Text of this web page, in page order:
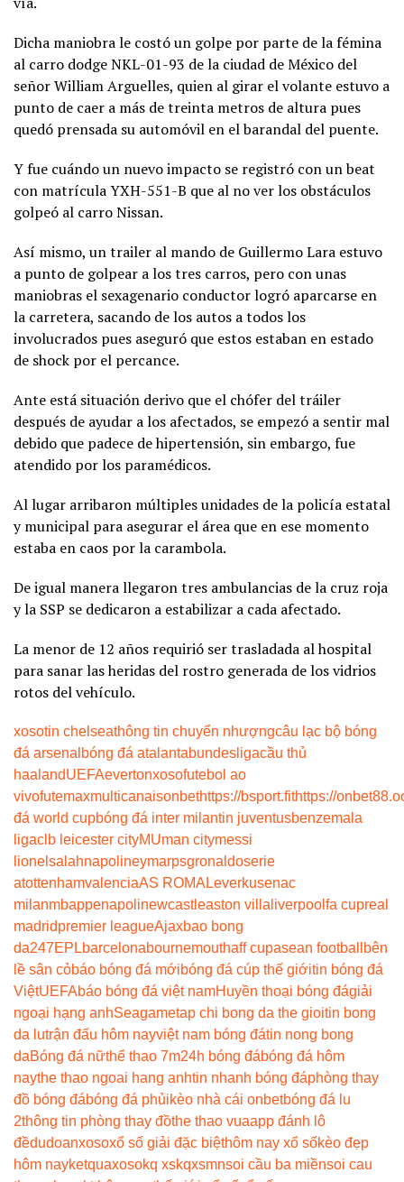
Dicha maniobra le costó un golpe por parte de la fémina
al carro dodge NKL-01-93 de la ciudad de México del
señor William Arguelles, quien al girar el volante estuvo a
punto de caer a más de treinta metros de altura pues
quedó prensada su automóvil en el barandal del puente.
Y fue cuándo un nuevo impacto se registró con un beat
con matrícula YXH-551-B que al no ver los obstáculos
golpeó al carro Nissan.
Así mismo, un trailer al mando de Guillermo Lara estuvo
a punto de golpear a los tres carros, pero con unas
maniobras el sexagenario conductor logró aparcarse en
la carretera, sacando de los autos a todos los
involucrados pues aseguró que estos estaban en estado
de shock por el percance.
Ante está situación derivo que el chófer del tráiler
después de ayudar a los afectados, se empezó a sentir mal
debido que padece de hipertensión, sin embargo, fue
atendido por los paramédicos.
Al lugar arribaron múltiples unidades de la policía estatal
y municipal para asegurar el área que en ese momento
estaba en caos por la carambola.
De igual manera llegaron tres ambulancias de la cruz roja
y la SSP se dedicaron a estabilizar a cada afectado.
La menor de 12 años requirió ser trasladada al hospital
para sanar las heridas del rostro generada de los vidrios
rotos del vehículo.
xosotin chelseathông tin chuyển nhượngcâu lạc bộ bóng
đá arsenal bóng đá atalantabundesligacầu thủ
haalandUEFAevertonxosofutebol ao
vivofutemaxmulticanaisonbethttps://bsport.fithttps://
đá world cupbóng đá inter milantin juventusbenzema la
ligaclb leicester cityMUman citymessi
lionel salahnapolineymarpsgronaldoserie
atottenhamvalenciaAS ROMA Leverkusenac
milanmbappenapolinewcastleaston villa liverpool fa cupreal
madridpremier leagueAjaxbao bong
da247EPLbarcelonabournemouthaff cupasean football
bên
lề sân cỏbáo bóng đá mớibóng đá cúp thế giớitin bóng đá
ViệtUEFAbáo bóng đá việt namHuyền thoại bóng đágiải
ngoại hạng anhSeagametap chi bong da the gioitin bong
da lutrận đấu hôm nayviệt nam bóng đátin nong bong
daBóng đá nữthể thao 7m24h bóng đábóng đá hôm
naythe thao ngoai hang anhtin nhanh bóng đáphòng thay
đồ bóng đábóng đá phủikèo nhà cái onbetbóng đá lu
2thông tin phòng thay đồthe thao vuaapp đánh lô
đềdudoanxosoxổ số giải đặc biệthôm nay xổ sốkèo đẹp
hôm nayketquaxosokq xskqxsmnsoi cầu ba miềnsoi cau